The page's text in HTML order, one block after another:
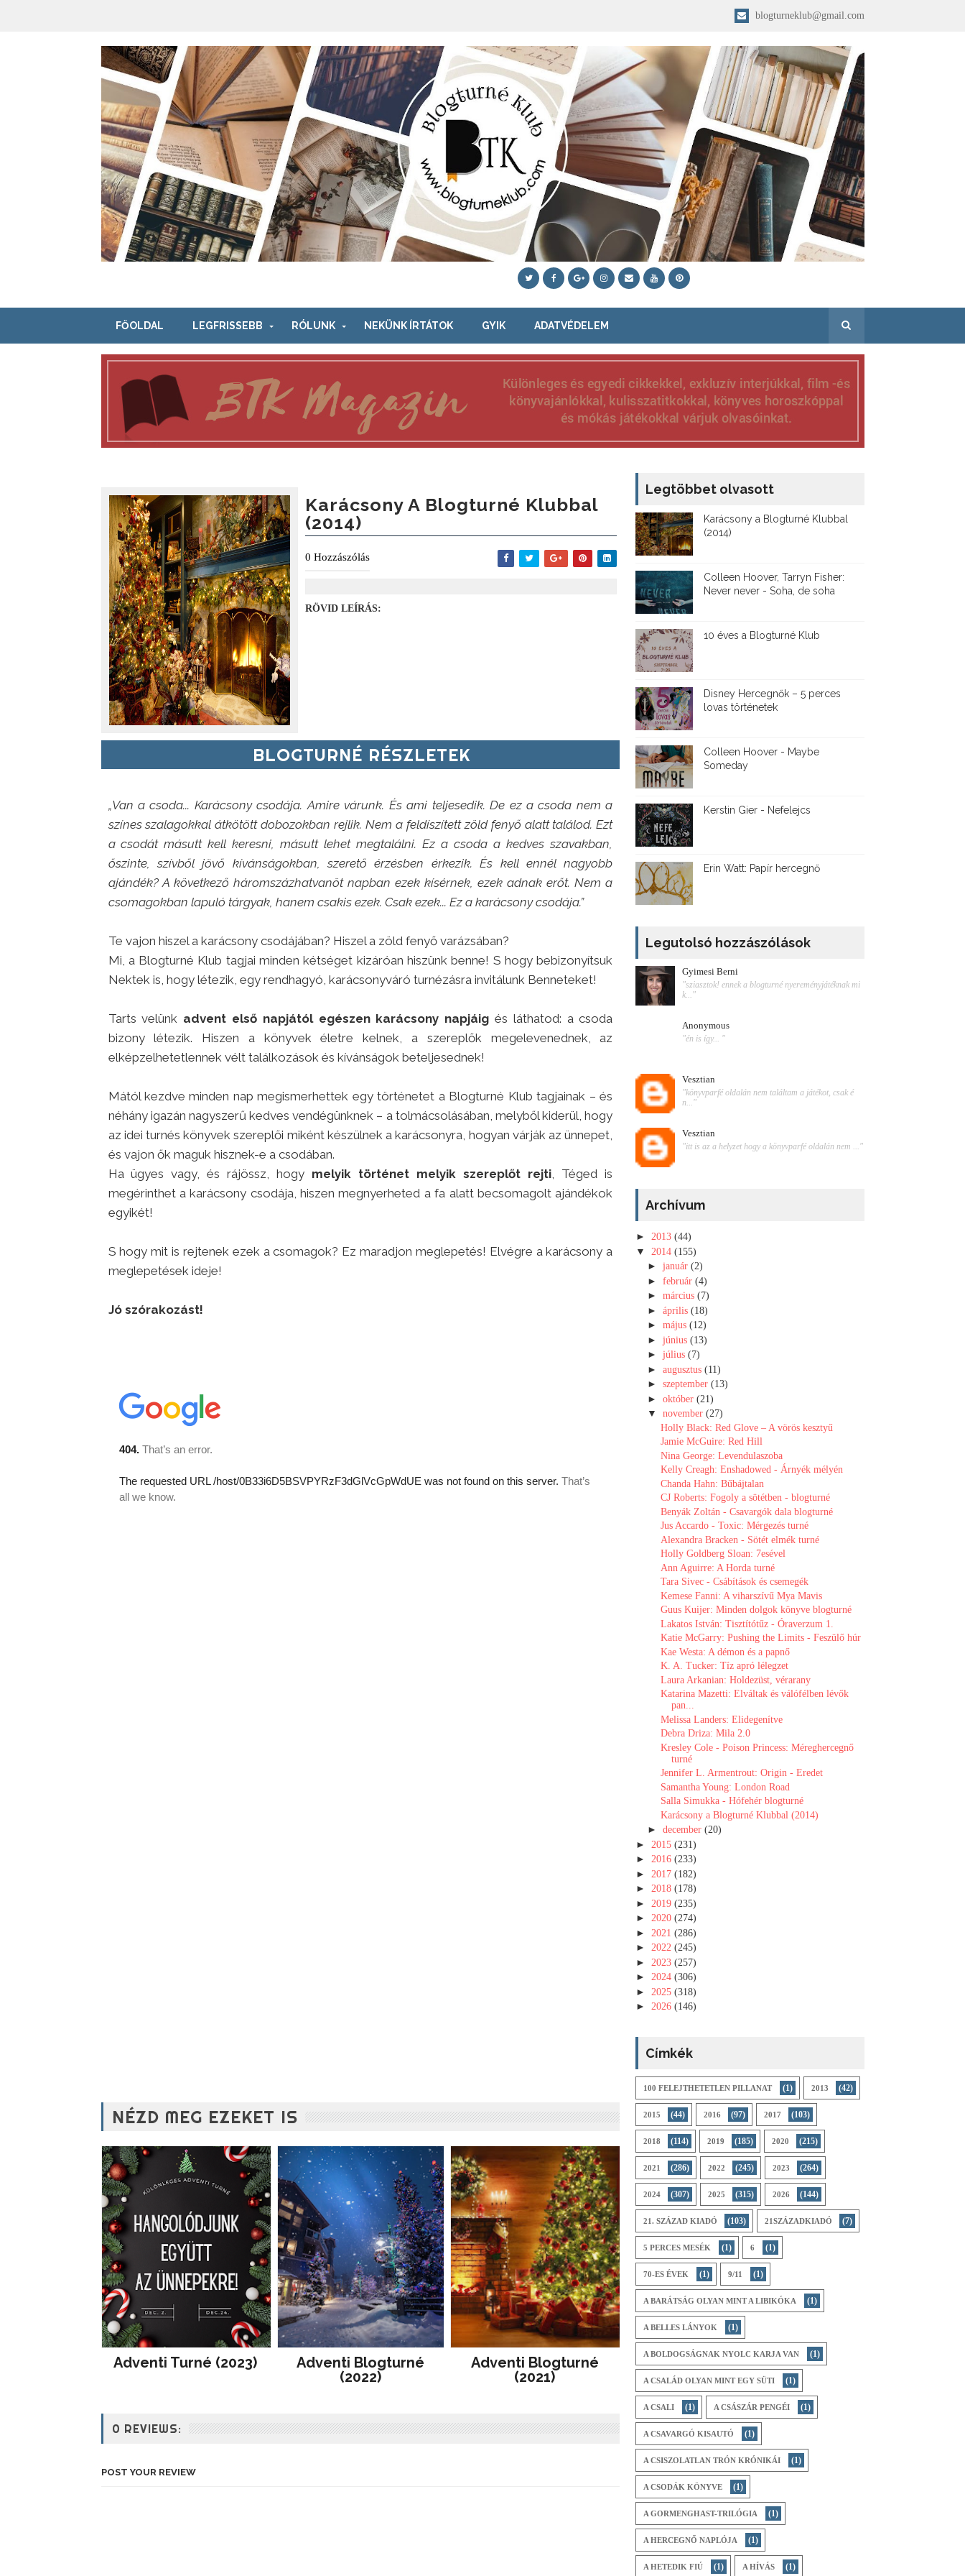
blogturneklub@gmail.com
FŐOLDAL LEGFRISSEBB RÓLUNK NEKÜNK ÍRTÁTOK GYIK ADATVÉDELEM
Karácsony A Blogturné Klubbal
(2014)
0 Hozzászólás
RÖVID LEÍRÁS:
BLOGTURNÉ RÉSZLETEK
„Van a csoda... Karácsony csodája. Amire várunk. És ami teljesedik. De ez a csoda nem a
színes szalagokkal átkötött dobozokban rejlik. Nem a feldíszített zöld fenyő alatt találod. Ezt
a csodát másutt kell keresni, másutt lehet megtalálni. Ez a csoda a kedves szavakban,
őszinte, szívből jövő kívánságokban, szerető érzésben érkezik. És kell ennél nagyobb
ajándék? A következő háromszázhatvanöt napban ezek kísérnek, ezek adnak erőt. Nem a
csomagokban lapuló tárgyak, hanem csakis ezek. Csak ezek... Ez a karácsony csodája.”
Te vajon hiszel a karácsony csodájában? Hiszel a zöld fenyő varázsában?
Mi, a Blogturné Klub tagjai minden kétséget kizáróan hiszünk benne! S hogy bebizonyítsuk
Nektek is, hogy létezik, egy rendhagyó, karácsonyváró turnézásra invitálunk Benneteket!
Tarts velünk advent első napjától egészen karácsony napjáig és láthatod: a csoda
bizony létezik. Hiszen a könyvek életre kelnek, a szereplők megelevenednek, az
elképzelhetetlennek vélt találkozások és kívánságok beteljesednek!
Mától kezdve minden nap megismerhettek egy történetet a Blogturné Klub tagjainak – és
néhány igazán nagyszerű kedves vendégünknek – a tolmácsolásában, melyből kiderül, hogy
az idei turnés könyvek szereplői miként készülnek a karácsonyra, hogyan várják az ünnepet,
és vajon ők maguk hisznek-e a csodában.
Ha ügyes vagy, és rájössz, hogy melyik történet melyik szereplőt rejti , Téged is
megérinthet a karácsony csodája, hiszen megnyerheted a fa alatt becsomagolt ajándékok
egyikét!
S hogy mit is rejtenek ezek a csomagok? Ez maradjon meglepetés! Elvégre a karácsony a
meglepetések ideje!
Jó szórakozást!
NÉZD MEG EZEKET IS
Adventi Turné (2023)
Adventi Blogturné
(2022)
Adventi Blogturné
(2021)
0 REVIEWS:
POST YOUR REVIEW
Legtöbbet olvasott
Karácsony a Blogturné Klubbal
(2014)
Colleen Hoover, Tarryn Fisher:
Never never - Soha, de soha
10 éves a Blogturné Klub
Disney ​Hercegnők – 5 perces
lovas történetek
Colleen Hoover - Maybe
Someday
Kerstin Gier - Nefelejcs
Erin Watt: Papír hercegnő
Legutolsó hozzászólások
Gyimesi Berni
"sziasztok! ennek a blogturné nyereményjátéknak mi
k..."
Anonymous
"én is így... "
Vesztian
"könyvparfé oldalán nem találtam a játékot, csak é
n..."
Vesztian
"itt is az a helyzet hogy a könyvparfé oldalán nem ..."
Archívum
► 2013 (44)
▼ 2014 (155)
►január(2)
►február(4)
►március(7)
►április(18)
►május(12)
►június(13)
►július(7)
►augusztus(11)
►szeptember(13)
►október(21)
▼ november(27)
Holly Black: Red Glove – A vörös kesztyű
Jamie McGuire: Red Hill
Nina George: Levendulaszoba
Kelly Creagh: Enshadowed - Árnyék mélyén
Chanda Hahn: Bűbájtalan
CJ Roberts: Fogoly a sötétben - blogturné
Benyák Zoltán - Csavargók dala blogturné
Jus Accardo - Toxic: Mérgezés turné
Alexandra Bracken - Sötét elmék turné
Holly Goldberg Sloan: 7esével
Ann Aguirre: A Horda turné
Tara Sivec - Csábítások és csemegék
Kemese Fanni: A viharszívű Mya Mavis
Guus Kuijer: Minden dolgok könyve blogturné
Lakatos István: Tisztítótűz - Óraverzum 1.
Katie McGarry: Pushing the Limits - Feszülő húr
Kae Westa: A démon és a papnő
K. A. Tucker: Tíz apró lélegzet
Laura Arkanian: Holdezüst, vérarany
Katarina Mazetti: Elváltak és válófélben lévők
pan...
Melissa Landers: Elidegenítve
Debra Driza: Mila 2.0
Kresley Cole - Poison Princess: Méreghercegnő
turné
Jennifer L. Armentrout: Origin - Eredet
Samantha Young: London Road
Salla Simukka - Hófehér blogturné
Karácsony a Blogturné Klubbal (2014)
►december(20)
► 2015 (231)
► 2016 (233)
► 2017 (182)
► 2018 (178)
► 2019 (235)
► 2020 (274)
► 2021 (286)
► 2022 (245)
► 2023 (257)
► 2024 (306)
► 2025 (318)
► 2026 (146)
Címkék
100 FELEJTHETETLEN PILLANAT (1) 2013 (42)
2015 (44) 2016 (97) 2017 (103)
2018 (114) 2019 (185) 2020 (215)
2021 (286) 2022 (245) 2023 (264)
2024 (307) 2025 (315) 2026 (144)
21. SZÁZAD KIADÓ (103) 21SZÁZADKIADÓ (7)
5 PERCES MESÉK (1) 6 (1)
70-ES ÉVEK (1) 9/11 (1)
A BARÁTSÁG OLYAN MINT A LIBIKÓKA (1)
A BELLES LÁNYOK (1)
A BOLDOGSÁGNAK NYOLC KARJA VAN (1)
A CSALÁD OLYAN MINT EGY SÜTI (1)
A CSALI (1) A CSÁSZÁR PENGÉI (1)
A CSAVARGÓ KISAUTÓ (1)
A CSISZOLATLAN TRÓN KRÓNIKÁI (1)
A CSODÁK KÖNYVE (1)
A GORMENGHAST-TRILÓGIA (1)
A HERCEGNŐ NAPLÓJA (1)
A HETEDIK FIÚ (1) A HÍVÁS (1)